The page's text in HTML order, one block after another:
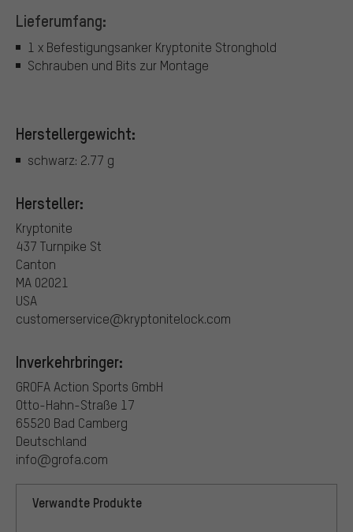
Lieferumfang:
1 x Befestigungsanker Kryptonite Stronghold
Schrauben und Bits zur Montage
Herstellergewicht:
schwarz: 2.77 g
Hersteller:
Kryptonite
437 Turnpike St
Canton
MA 02021
USA
customerservice@kryptonitelock.com
Inverkehrbringer:
GROFA Action Sports GmbH
Otto-Hahn-Straße 17
65520 Bad Camberg
Deutschland
info@grofa.com
Verwandte Produkte